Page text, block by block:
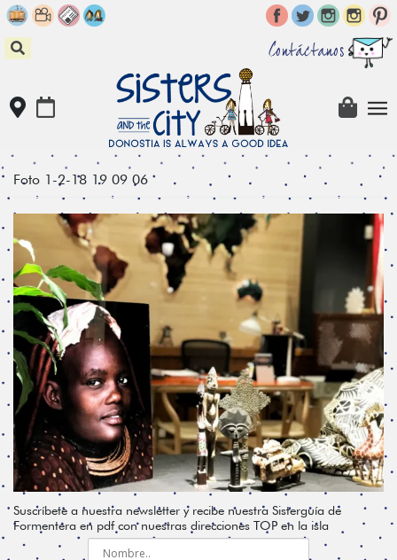
Skip
to
content
Contáctanos
Foto 1-2-18 19 09 06
Suscríbete a nuestra newsletter y recibe nuestra Sisterguía de
Formentera en pdf con nuestras direcciones TOP en la isla